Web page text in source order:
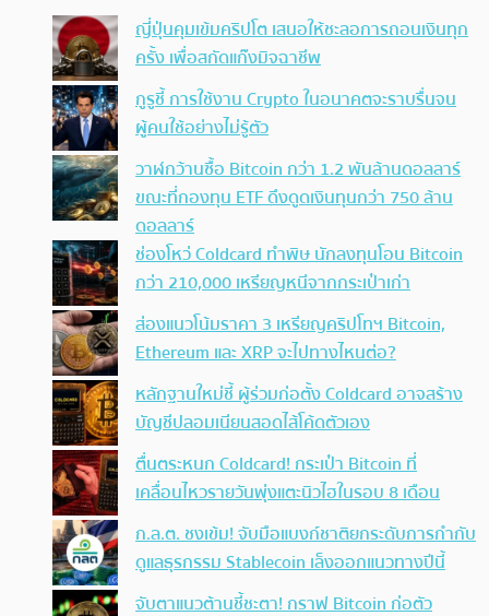
ญี่ปุ่นคุมเข้มคริปโต เสนอให้ชะลอการถอนเงินทุก
ครั้ง เพื่อสกัดแก๊งมิจฉาชีพ
กูรูชี้ การใช้งาน Crypto ในอนาคตจะราบรื่นจน
ผู้คนใช้อย่างไม่รู้ตัว
วาฬกว้านซื้อ Bitcoin กว่า 1.2 พันล้านดอลลาร์
ขณะที่กองทุน ETF ดึงดูดเงินทุนกว่า 750 ล้าน
ดอลลาร์
ช่องโหว่ Coldcard ทำพิษ นักลงทุนโอน Bitcoin
กว่า 210,000 เหรียญหนีจากกระเป๋าเก่า
ส่องแนวโน้มราคา 3 เหรียญคริปโทฯ Bitcoin,
Ethereum และ XRP จะไปทางไหนต่อ?
หลักฐานใหม่ชี้ ผู้ร่วมก่อตั้ง Coldcard อาจสร้าง
บัญชีปลอมเนียนสอดไส้โค้ดตัวเอง
ตื่นตระหนก Coldcard! กระเป๋า Bitcoin ที่
เคลื่อนไหวรายวันพุ่งแตะนิวไฮในรอบ 8 เดือน
ก.ล.ต. ชงเข้ม! จับมือแบงก์ชาติยกระดับการกำกับ
ดูแลธุรกรรม Stablecoin เล็งออกแนวทางปีนี้
จับตาแนวต้านชี้ชะตา! กราฟ Bitcoin ก่อตัว